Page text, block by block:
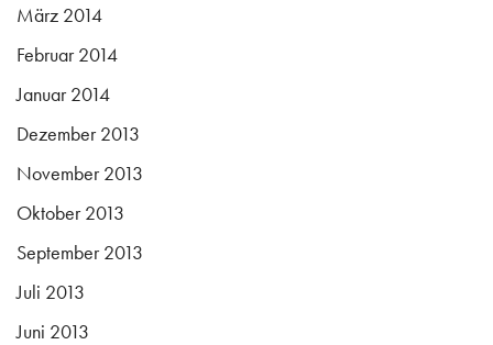
März 2014
Februar 2014
Januar 2014
Dezember 2013
November 2013
Oktober 2013
September 2013
Juli 2013
Juni 2013